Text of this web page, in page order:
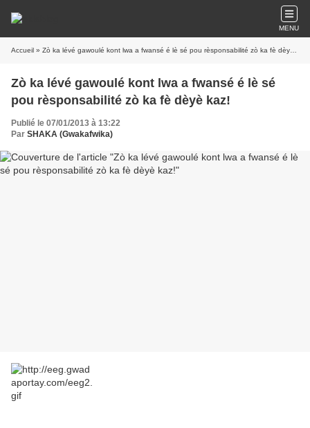
MENU
Accueil » Zò ka lévé gawoulé kont lwa a fwansé é lè sé pou rèsponsabilité zò ka fè dèyè kaz!
Zò ka lévé gawoulé kont lwa a fwansé é lè sé
pou rèsponsabilité zò ka fè dèyè kaz!
Publié le 07/01/2013 à 13:22
Par SHAKA (Gwakafwika)